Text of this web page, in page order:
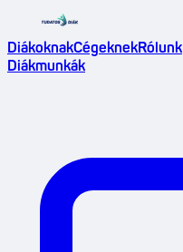
DiákoknakCégeknekRólunk
Diákmunkák